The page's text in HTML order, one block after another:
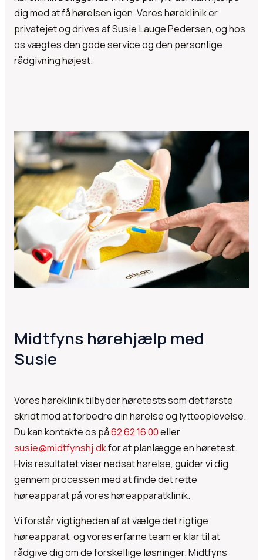
dig med at få hørelsen igen. Vores høreklinik er
privatejet og drives af Susie Lauge Pedersen, og hos
os vægtes den gode service og den personlige
rådgivning højest.
Midtfyns hørehjælp med
Susie
Vores høreklinik tilbyder høretests som det første
skridt mod at forbedre din hørelse og lytteoplevelse.
Du kan kontakte os på62 62 16 00eller
susie@midtfynshj.dkfor at planlægge en høretest.
Hvis resultatet viser nedsat hørelse, guider vi dig
gennem processen med at finde det rette
høreapparat på vores høreapparatklinik.
Vi forstår vigtigheden af at vælge det rigtige
høreapparat, og vores erfarne team er klar til at
rådgive dig om de forskellige løsninger. Midtfyns